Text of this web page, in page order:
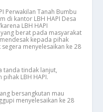
Perwakilan Tanah Bumbu
di kantor LBH HAPI Desa
LBH HAPI
berat pada masyarakat
kepada pihak
menyelesaikan ke 28
tanda tindak lanjut,
LBH HAPI.
bersangkutan mau
menyelesaikan ke 28